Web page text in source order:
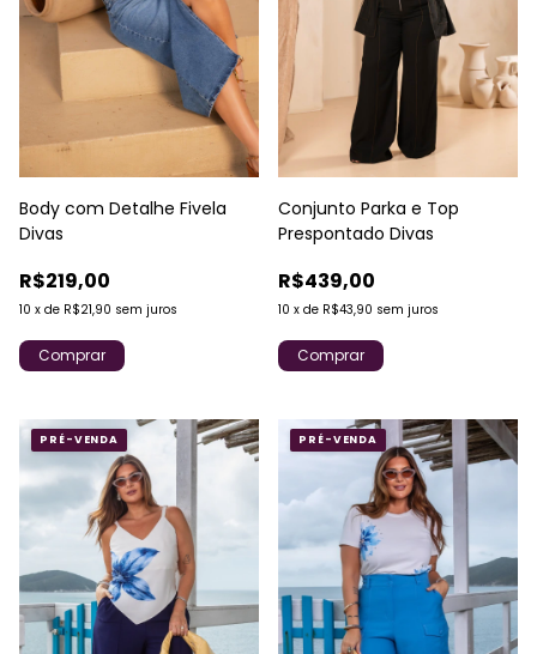
Body com Detalhe Fivela
Divas
R$219,00
10 x de R$21,90 sem juros
Comprar
Conjunto Parka e Top
Prespontado Divas
R$439,00
10 x de R$43,90 sem juros
Comprar
PRÉ-VENDA PRÉ-VENDA